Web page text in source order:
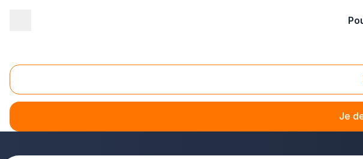
Je
Automatisme Beaucaire (30300)
Vous recherchez un spécialiste enautomatismeà Beaucaire ? La solution Plus
d'automatisation. Que vous ayez besoin d'installer un portail motorisé,
intervient rapidement dans le Gard.